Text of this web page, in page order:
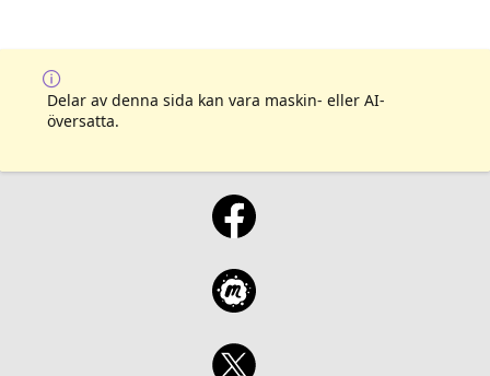
Delar av denna sida kan vara maskin- eller AI-
översatta.